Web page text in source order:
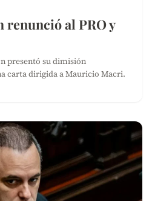
al PRO y
presentó su dimisión
carta dirigida a Mauricio Macri.